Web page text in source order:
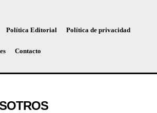
Política Editorial Política de privacidad
Contacto